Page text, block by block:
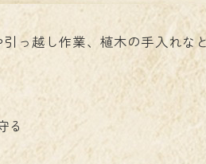
DIYアイデア
基本の手順
っ越し作業、植木の手入れな
る